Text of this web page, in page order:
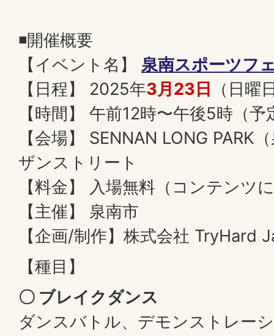
◾️開催概要
【イベント名】 泉南スポーツフ
【日程】 2025年3月23日 （日曜
【時間】 午前12時〜午後5時（予
【会場】 SENNAN LONG PARK
ザンストリート
【料金】 入場無料（コンテンツ
【主催】 泉南市
【企画/制作】株式会社 TryHard
【種目】
〇 ブレイクダンス
ダンスバトル、デモンストレー